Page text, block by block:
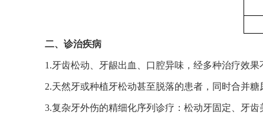
二、诊治疾病
1.牙齿松动、牙龈出血、口腔异味，经多种治疗效
2.天然牙或种植牙松动甚至脱落的患者，同时合并糖
3.复杂牙外伤的精细化序列诊疗：松动牙固定、牙齿